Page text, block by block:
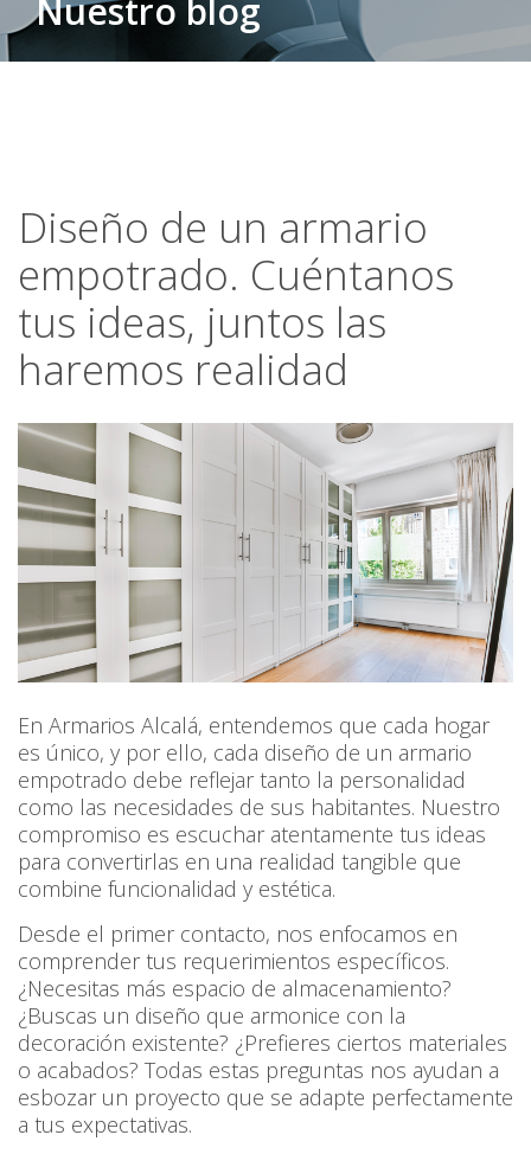
Nuestro blog
Diseño de un armario
empotrado. Cuéntanos
tus ideas, juntos las
haremos realidad
En Armarios Alcalá, entendemos que cada hogar
es único, y por ello, cada diseño de un armario
empotrado debe reflejar tanto la personalidad
como las necesidades de sus habitantes. Nuestro
compromiso es escuchar atentamente tus ideas
para convertirlas en una realidad tangible que
combine funcionalidad y estética.
Desde el primer contacto, nos enfocamos en
comprender tus requerimientos específicos.
¿Necesitas más espacio de almacenamiento?
¿Buscas un diseño que armonice con la
decoración existente? ¿Prefieres ciertos materiales
o acabados? Todas estas preguntas nos ayudan a
esbozar un proyecto que se adapte perfectamente
a tus expectativas.